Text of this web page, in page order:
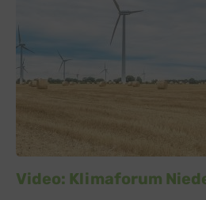
Video: Klimaforum